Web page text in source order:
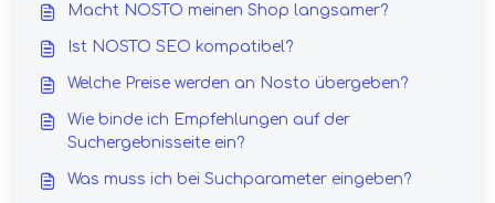
Macht NOSTO meinen Shop langsamer?
Ist NOSTO SEO kompatibel?
Welche Preise werden an Nosto übergeben?
Wie binde ich Empfehlungen auf der
Suchergebnisseite ein?
Was muss ich bei Suchparameter eingeben?